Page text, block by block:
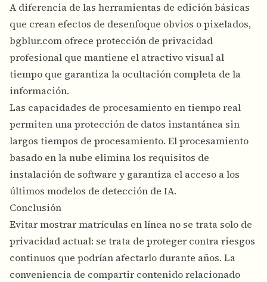
A diferencia de las herramientas de edición básicas
que crean efectos de desenfoque obvios o pixelados,
bgblur.com ofrece protección de privacidad
profesional que mantiene el atractivo visual al
tiempo que garantiza la ocultación completa de la
información.
Las capacidades de procesamiento en tiempo real
permiten una protección de datos instantánea sin
largos tiempos de procesamiento. El procesamiento
basado en la nube elimina los requisitos de
instalación de software y garantiza el acceso a los
últimos modelos de detección de IA.
Conclusión
Evitar mostrar matrículas en línea no se trata solo de
privacidad actual: se trata de proteger contra riesgos
continuos que podrían afectarlo durante años. La
conveniencia de compartir contenido relacionado